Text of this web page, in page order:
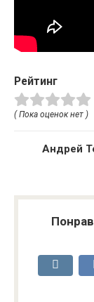
Рейтинг
( Пока оценок нет )
Андрей